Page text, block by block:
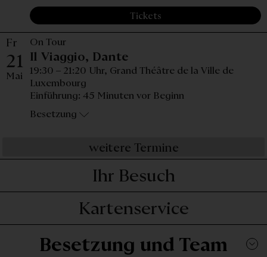
Tickets
Fr
21
Mai
On Tour
Il Viaggio, Dante
19:30 – 21:20 Uhr, Grand Théâtre de la Ville de
Luxembourg
Einführung: 45 Minuten vor Beginn
Besetzung
weitere Termine
Ihr Besuch
Kartenservice
Besetzung und Team